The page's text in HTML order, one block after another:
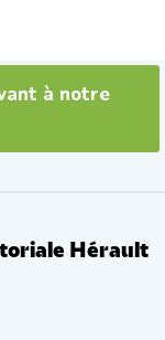
à notre
Hérault